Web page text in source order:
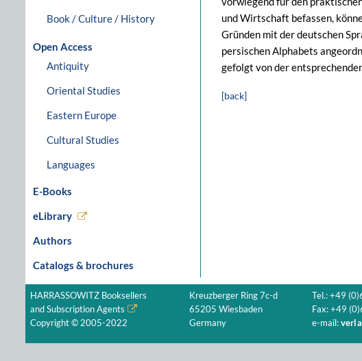
Book / Culture / History
Open Access
Antiquity
Oriental Studies
Eastern Europe
Cultural Studies
Languages
E-Books
eLibrary
Authors
Catalogs & brochures
und Wirtschaft befassen,
Gründen mit der deutschen
persischen Alphabets
gefolgt von der
[back]
HARRASSOWITZ Booksellers
and Subscription Agents
Copyright © 2005-2022
Kreuzberger Ring 7c-d
65205 Wiesbaden
Germany
Tel.: +49
Fax: +49
e-mail: